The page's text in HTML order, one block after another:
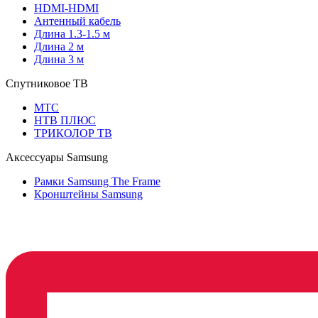
HDMI-HDMI
Антенный кабель
Длина 1.3-1.5 м
Длина 2 м
Длина 3 м
Спутниковое ТВ
МТС
НТВ ПЛЮС
ТРИКОЛОР ТВ
Аксессуары Samsung
Рамки Samsung The Frame
Кронштейны Samsung